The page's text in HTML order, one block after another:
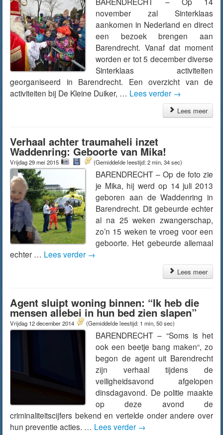
november zal Sinterklaas
aankomen in Nederland en direct
een bezoek brengen aan
Barendrecht. Vanaf dat moment
worden er tot 5 december diverse
Sinterklaas activiteiten
georganiseerd in Barendrecht. Een overzicht van de
activiteiten bij De Kleine Duiker, … Lees verder →
Lees meer
Verhaal achter traumaheli inzet
Waddenring: Geboorte van Mika!
Vrijdag 29 mei 2015 (Gemiddelde leestijd: 2 min, 34 sec)
BARENDRECHT – Op de foto zie
je Mika, hij werd op 14 juli 2013
geboren aan de Waddenring in
Barendrecht. Dit gebeurde echter
al na 25 weken zwangerschap,
zo’n 15 weken te vroeg voor een
geboorte. Het gebeurde allemaal
echter … Lees verder →
Lees meer
Agent sluipt woning binnen: “Ik heb die
mensen allebei in hun bed zien slapen”
Vrijdag 12 december 2014 (Gemiddelde leestijd: 1 min, 50 sec)
BARENDRECHT – “Soms is het
ook een beetje bang maken“, zo
begon de agent uit Barendrecht
zijn verhaal tijdens de
veiligheidsavond afgelopen
dinsdagavond. De politie maakte
op deze avond de
criminaliteitscijfers bekend en vertelde onder andere over
hun preventie acties. … Lees verder →